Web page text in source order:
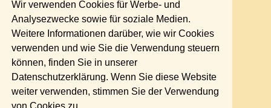
Wir verwenden Cookies für Werbe- und
Analysezwecke sowie für soziale Medien.
Weitere Informationen darüber, wie wir Cookies
verwenden und wie Sie die Verwendung steuern
können, finden Sie in unserer
Datenschutzerklärung. Wenn Sie diese Website
weiter verwenden, stimmen Sie der Verwendung
von Cookies zu.
Lichtenberg
Marzahn
Neukölln
Pankow
Reinickendorf
Schöneberg
Spandau
Steglitz
Tempelhof